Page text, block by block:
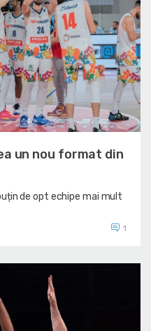
un nou format din
de opt echipe mai mult
1